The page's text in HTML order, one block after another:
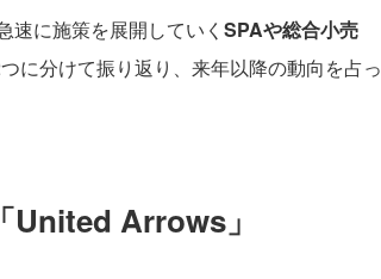
に施策を展開していく SPAや総合小売
に分けて振り返り、来年以降の動向を占っ
United Arrows」